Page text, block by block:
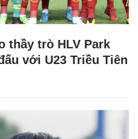
thầy trò HLV Park
với U23 Triều Tiên